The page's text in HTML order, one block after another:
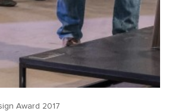
Award 2017